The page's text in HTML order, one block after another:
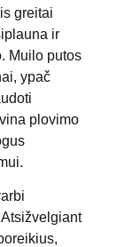
greitai
ir
Muilo putos
ypač
plovimo